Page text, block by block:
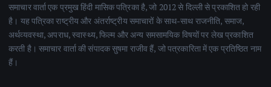
समाचार वार्ता एक प्रमुख हिंदी मासिक पत्रिका है, जो 2012 से दिल्ली से प्रकाशित हो रही
है। यह पत्रिका राष्ट्रीय और अंतर्राष्ट्रीय समाचारों के साथ-साथ राजनीति, समाज,
अर्थव्यवस्था, अपराध, स्वास्थ्य, फिल्म और अन्य समसामयिक विषयों पर लेख प्रकाशित
करती है। समाचार वार्ता की संपादक सुषमा राजीव हैं, जो पत्रकारिता में एक प्रतिष्ठित नाम
हैं।